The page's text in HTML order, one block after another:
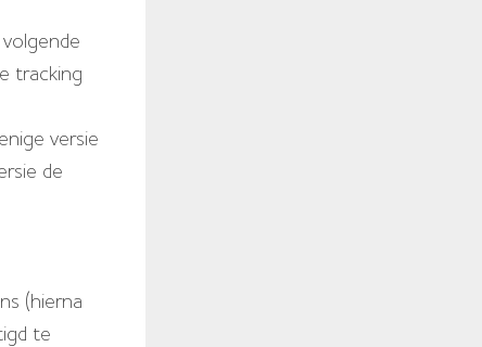
tracking
versie
de
(hierna
te